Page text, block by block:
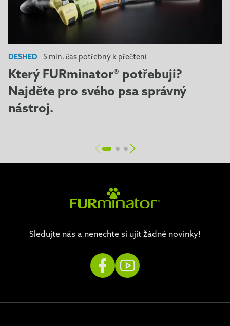
DESHED 5 min. čas potřebný k přečtení
Který FURminator® potřebuji?
Najděte pro svého psa správný
nástroj.
Sledujte nás a nenechte si ujít žádné novinky!